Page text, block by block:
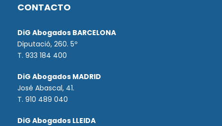
CONTACTO
DiG Abogados BARCELONA
Diputació, 260. 5º
T. 933 184 400
DiG Abogados MADRID
José Abascal, 41.
T. 910 489 040
DiG Abogados LLEIDA